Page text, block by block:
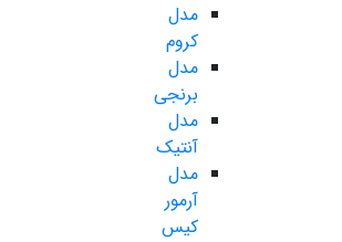
مدل
کروم
مدل
برنجی
مدل
آنتیک
مدل
آرمور
کیس